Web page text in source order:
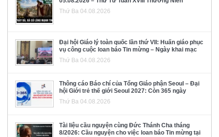
Thứ Ba 04.08.2026
Đại hội Giáo lý toàn quốc lần thứ VII: Huấn giáo phục
vụ công cuộc loan báo Tin mừng – Ngày khai mạc
Thứ Ba 04.08.2026
Thông cáo Báo chí của Tổng Giáo phận Seoul – Đại
hội Giới trẻ thế giới Seoul 2027: Còn 365 ngày
Thứ Ba 04.08.2026
Tài liệu cầu nguyện cùng Đức Thánh Cha tháng
8/2026: Cầu nguyện cho việc loan báo Tin mừng tại